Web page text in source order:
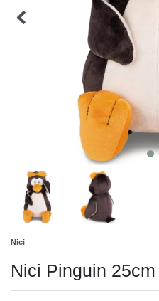
Nici
Nici Pinguin 25cm